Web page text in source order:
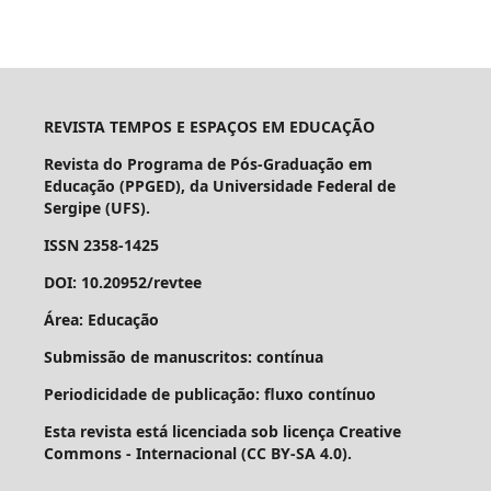
REVISTA TEMPOS E ESPAÇOS EM EDUCAÇÃO
Revista do Programa de Pós-Graduação em
Educação (PPGED), da Universidade Federal de
Sergipe (UFS).
ISSN 2358-1425
DOI: 10.20952/revtee
Área: Educação
Submissão de manuscritos: contínua
Periodicidade de publicação: fluxo contínuo
Esta revista está licenciada sob licença Creative
Commons - Internacional (CC BY-SA 4.0).